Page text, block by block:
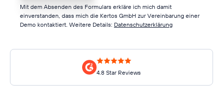
Mit dem Absenden des Formulars erkläre ich mich damit
einverstanden, dass mich die Kertos GmbH zur Vereinbarung einer
Demo kontaktiert. Weitere Details: Datenschutzerklärung
4.8 Star Reviews